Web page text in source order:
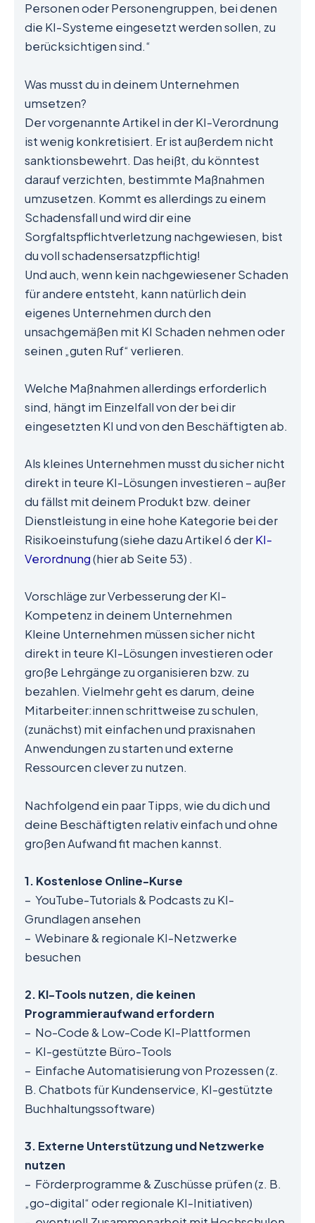
Personen oder Personengruppen, bei denen
die KI-Systeme eingesetzt werden sollen, zu
berücksichtigen sind.“
Was musst du in deinem Unternehmen
umsetzen?
Der vorgenannte Artikel in der KI-Verordnung
ist wenig konkretisiert. Er ist außerdem nicht
sanktionsbewehrt. Das heißt, du könntest
darauf verzichten, bestimmte Maßnahmen
umzusetzen. Kommt es allerdings zu einem
Schadensfall und wird dir eine
Sorgfaltspflichtverletzung nachgewiesen, bist
du voll schadensersatzpflichtig!
Und auch, wenn kein nachgewiesener Schaden
für andere entsteht, kann natürlich dein
eigenes Unternehmen durch den
unsachgemäßen mit KI Schaden nehmen oder
seinen „guten Ruf“ verlieren.
Welche Maßnahmen allerdings erforderlich
sind, hängt im Einzelfall von der bei dir
eingesetzten KI und von den Beschäftigten ab.
Als kleines Unternehmen musst du sicher nicht
direkt in teure KI-Lösungen investieren – außer
du fällst mit deinem Produkt bzw. deiner
Dienstleistung in eine hohe Kategorie bei der
Risikoeinstufung (siehe dazu Artikel 6 derKI-
Verordnung(hier ab Seite 53) .
Vorschläge zur Verbesserung der KI-
Kompetenz in deinem Unternehmen
Kleine Unternehmen müssen sicher nicht
direkt in teure KI-Lösungen investieren oder
große Lehrgänge zu organisieren bzw. zu
bezahlen. Vielmehr geht es darum, deine
Mitarbeiter:innen schrittweise zu schulen,
(zunächst) mit einfachen und praxisnahen
Anwendungen zu starten und externe
Ressourcen clever zu nutzen.
Nachfolgend ein paar Tipps, wie du dich und
deine Beschäftigten relativ einfach und ohne
großen Aufwand fit machen kannst.
1. Kostenlose Online-Kurse
– YouTube-Tutorials & Podcasts zu KI-
Grundlagen ansehen
– Webinare & regionale KI-Netzwerke
besuchen
2. KI-Tools nutzen, die keinen
Programmieraufwand erfordern
– No-Code & Low-Code KI-Plattformen
– KI-gestützte Büro-Tools
– Einfache Automatisierung von Prozessen (z.
B. Chatbots für Kundenservice, KI-gestützte
Buchhaltungssoftware)
3. Externe Unterstützung und Netzwerke
nutzen
– Förderprogramme & Zuschüsse prüfen (z. B.
„go-digital“ oder regionale KI-Initiativen)